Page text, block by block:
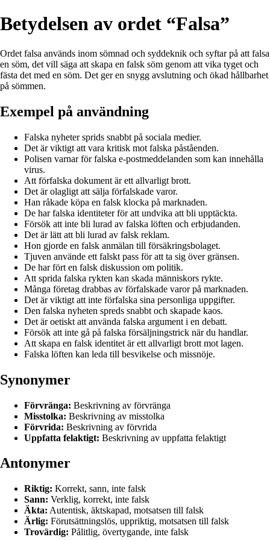
Betydelsen av ordet “Falsa”
Ordet falsa används inom sömnad och syddeknik och syftar på att falsa
en söm, det vill säga att skapa en falsk söm genom att vika tyget och
fästa det med en söm. Det ger en snygg avslutning och ökad hållbarhet
på sömmen.
Exempel på användning
Falska nyheter sprids snabbt på sociala medier.
Det är viktigt att vara kritisk mot falska påståenden.
Polisen varnar för falska e-postmeddelanden som kan innehålla
virus.
Att förfalska dokument är ett allvarligt brott.
Det är olagligt att sälja förfalskade varor.
Han råkade köpa en falsk klocka på marknaden.
De har falska identiteter för att undvika att bli upptäckta.
Försök att inte bli lurad av falska löften och erbjudanden.
Det är lätt att bli lurad av falsk reklam.
Hon gjorde en falsk anmälan till försäkringsbolaget.
Tjuven använde ett falskt pass för att ta sig över gränsen.
De har fört en falsk diskussion om politik.
Att sprida falska rykten kan skada människors rykte.
Många företag drabbas av förfalskade varor på marknaden.
Det är viktigt att inte förfalska sina personliga uppgifter.
Den falska nyheten spreds snabbt och skapade kaos.
Det är oetiskt att använda falska argument i en debatt.
Försök att inte gå på falska försäljningstrick när du handlar.
Att skapa en falsk identitet är ett allvarligt brott mot lagen.
Falska löften kan leda till besvikelse och missnöje.
Synonymer
Förvränga: Beskrivning av förvränga
Misstolka: Beskrivning av misstolka
Förvrida: Beskrivning av förvrida
Uppfatta felaktigt: Beskrivning av uppfatta felaktigt
Antonymer
Riktig: Korrekt, sann, inte falsk
Sann: Verklig, korrekt, inte falsk
Äkta: Autentisk, äktskapad, motsatsen till falsk
Ärlig: Förutsättningslös, uppriktig, motsatsen till falsk
Trovärdig: Pålitlig, övertygande, inte falsk